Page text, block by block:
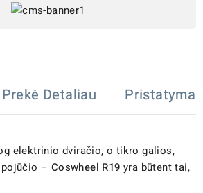
Prekė Detaliau Pristatymas
elektrinio dviračio, o tikro galios,
– Coswheel R19 yra būtent tai,